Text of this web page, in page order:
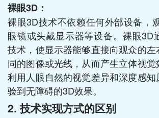
裸眼3D：
裸眼3D技术不依赖任何外部设备，
眼镜或头戴显示器等设备。裸眼3D
技术，使显示器能够直接向观众的
同的图像或光线，从而产生立体视
利用人眼自然的视觉差异和深度感
验到无障碍的3D效果。
2. 技术实现方式的区别